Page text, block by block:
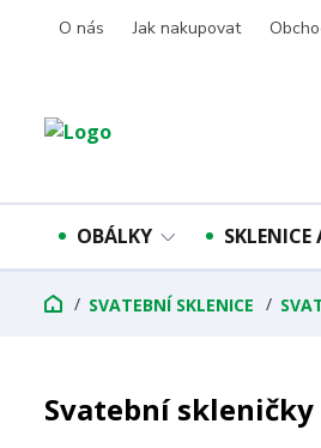
O nás Jak nakupovat
OBÁLKY SKLENICE
SVATEBNÍ SKLENICE
Svatební